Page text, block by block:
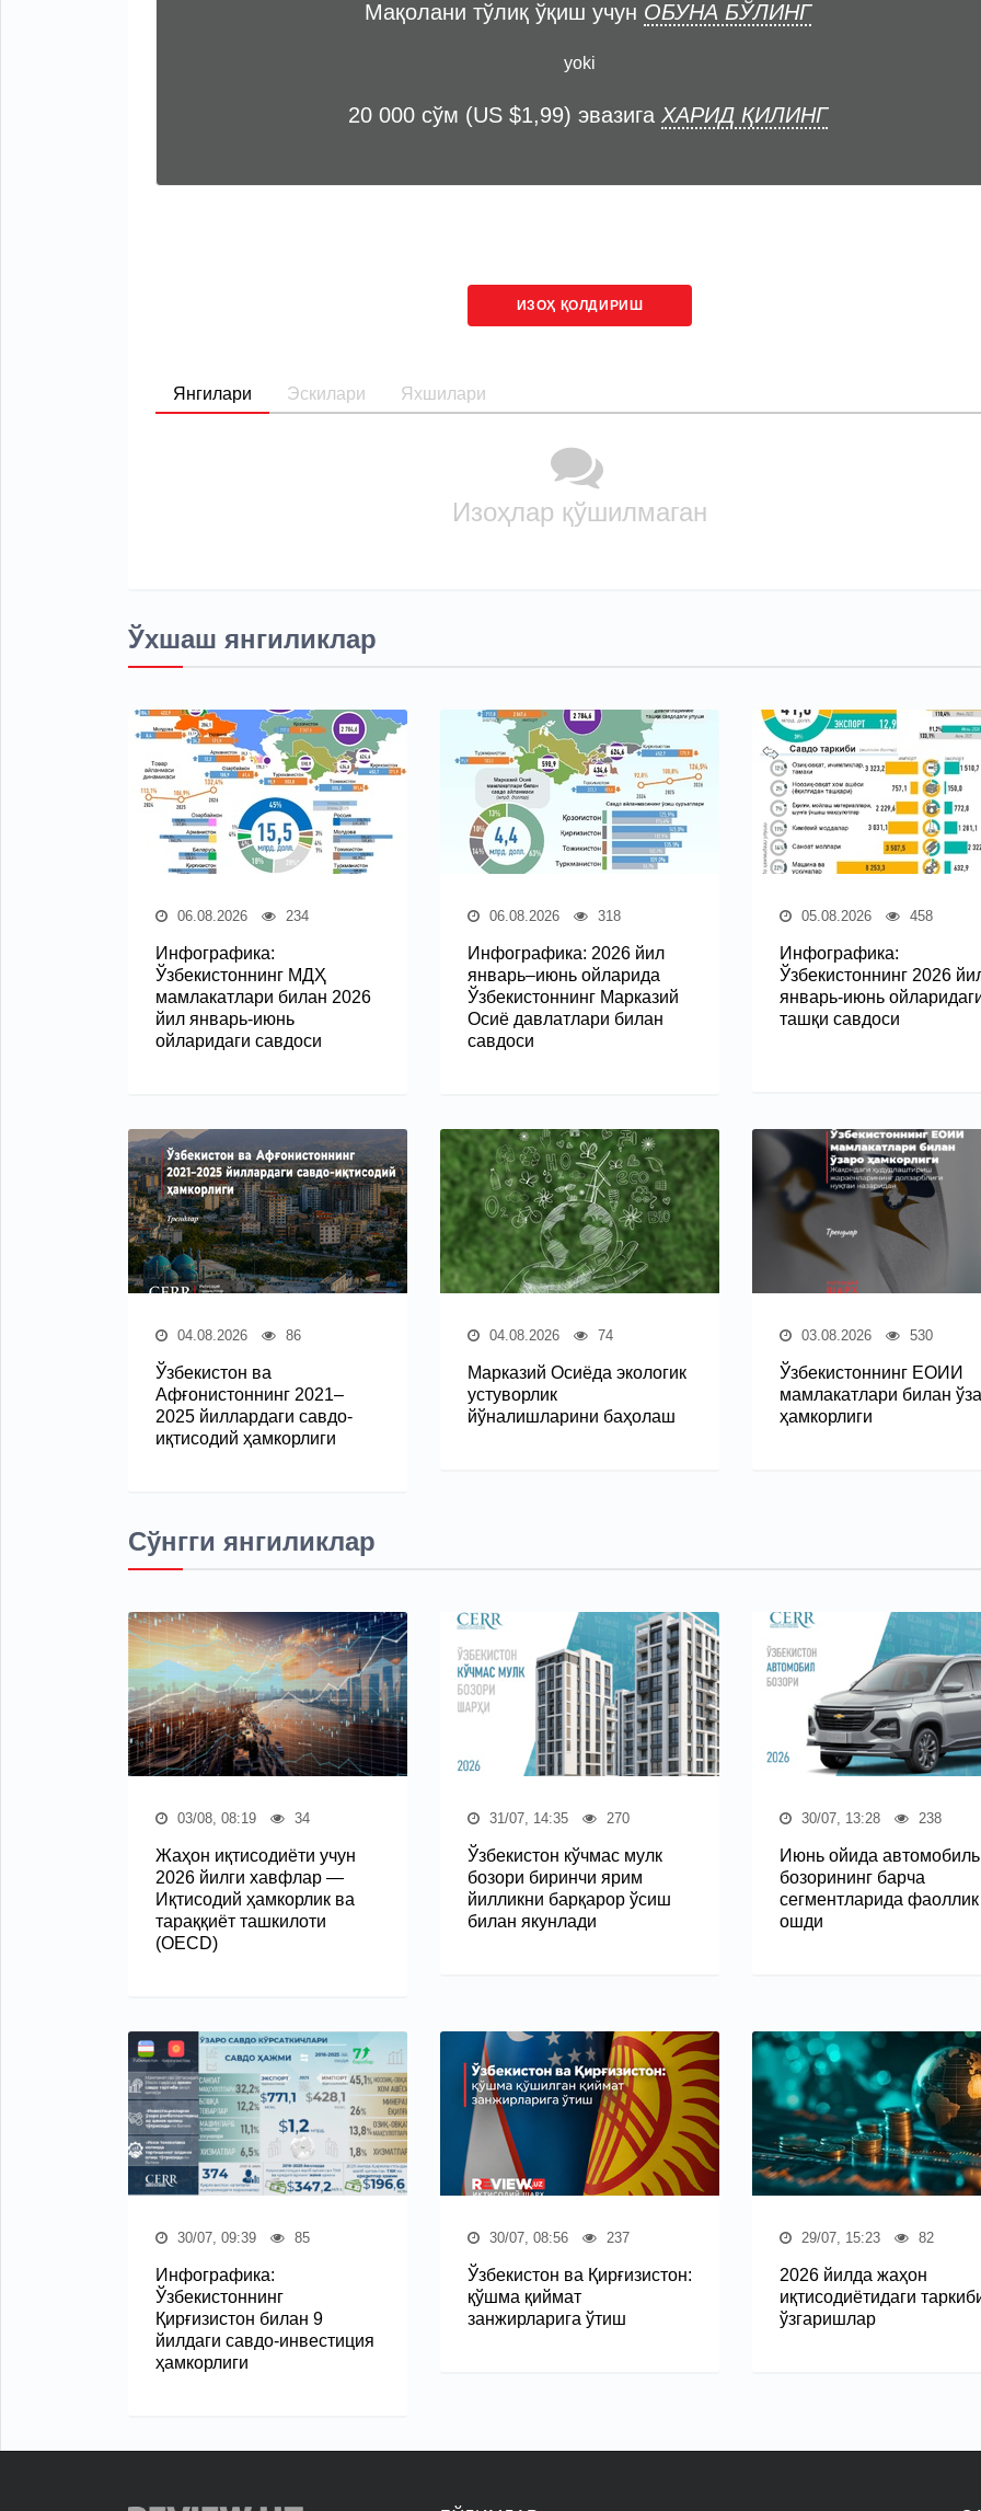
Мақолани тўлиқ ўқиш учун ОБУНА БЎЛИНГ
yoki
20 000 сўм (US $1,99) эвазига ХАРИД ҚИЛИНГ
ИЗОҲ ҚОЛДИРИШ
Янгилари Эскилари Яхшилари
Изоҳлар қўшилмаган
Ўхшаш янгиликлар
06.08.2026 234
Инфографика:
Ўзбекистоннинг МДҲ
мамлакатлари билан 2026
йил январь-июнь
ойларидаги савдоси
06.08.2026 318
Инфографика: 2026 йил
январь–июнь ойларида
Ўзбекистоннинг Марказий
Осиё давлатлари билан
савдоси
05.08.2026 458
Инфографика:
Ўзбекистоннинг 2026
январь-июнь
ташқи савдоси
04.08.2026 86
Ўзбекистон ва
Афғонистоннинг 2021–
2025 йиллардаги савдо-
иқтисодий ҳамкорлиги
04.08.2026 74
Марказий Осиёда экологик
устуворлик
йўналишларини баҳолаш
03.08.2026 530
Ўзбекистоннинг ЕОИИ
мамлакатлари билан
ҳамкорлиги
Сўнгги янгиликлар
03/08, 08:19 34
Жаҳон иқтисодиёти учун
2026 йилги хавфлар —
Иқтисодий ҳамкорлик ва
тараққиёт ташкилоти
(OECD)
31/07, 14:35 270
Ўзбекистон кўчмас мулк
бозори биринчи ярим
йилликни барқарор ўсиш
билан якунлади
30/07, 13:28 238
Июнь ойида автомобиль
бозорининг барча
сегментларида фаоллик
ошди
30/07, 09:39 85
Инфографика:
Ўзбекистоннинг
Қирғизистон билан 9
йилдаги савдо-инвестиция
ҳамкорлиги
30/07, 08:56 237
Ўзбекистон ва Қирғизистон:
қўшма қиймат
занжирларига ўтиш
29/07, 15:23 82
2026 йилда жаҳон
иқтисодиётидаги
ўзгаришлар